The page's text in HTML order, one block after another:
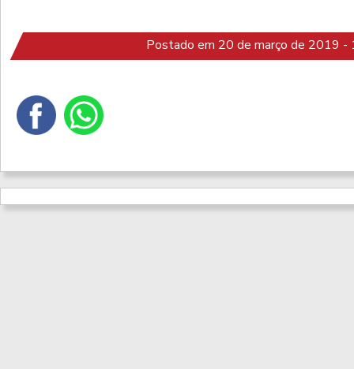
Postado em 20 de março de 2019 -